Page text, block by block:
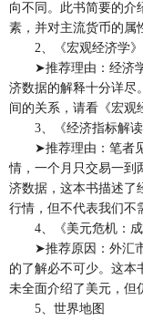
向不同。此书简要的介
素，并对主流货币的属
2、《宏观经济学》
➤推荐理由：经济学
济数据的解释十分详尽
间的关系，请看《宏观
3、《经济指标解读
➤推荐理由：笔者见
情，一个月只交易一到
济数据，这本书描述了
行情，但不代表我们不
4、《美元危机：成
➤推荐原因：外汇市
的了解必不可少。这本
未全面介绍了美元，但
5、世界地图